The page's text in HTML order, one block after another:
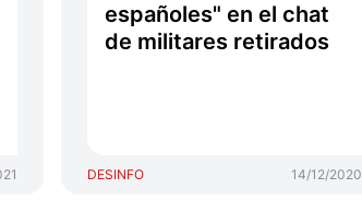
españoles" en el chat
de militares retirados
DESINFO 14/12/2020